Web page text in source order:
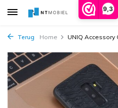
9,3
Terug Home UNIQ Accessory